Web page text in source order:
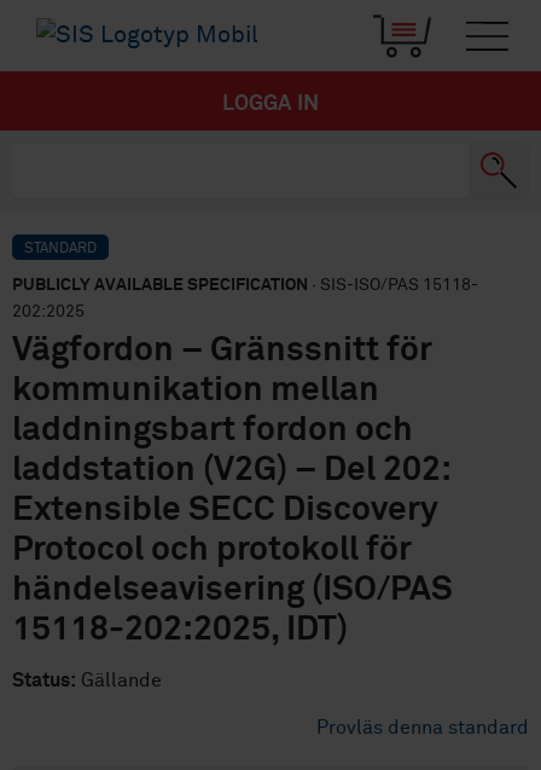
LOGGA IN
STANDARD
PUBLICLY AVAILABLE SPECIFICATION · SIS-ISO/PAS 15118-
202:2025
Vägfordon – Gränssnitt för
kommunikation mellan
laddningsbart fordon och
laddstation (V2G) – Del 202:
Extensible SECC Discovery
Protocol och protokoll för
händelseavisering (ISO/PAS
15118-202:2025, IDT)
Status: Gällande
Provläs denna standard